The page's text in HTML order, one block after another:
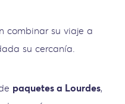
combinar su viaje a
su cercanía.
paquetes a Lourdes,